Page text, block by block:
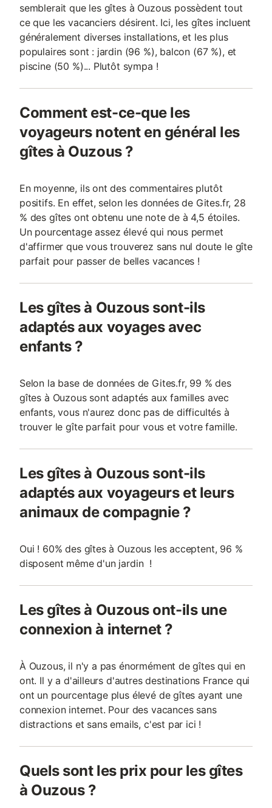
semblerait que les gîtes à Ouzous possèdent tout
ce que les vacanciers désirent. Ici, les gîtes incluent
généralement diverses installations, et les plus
populaires sont : jardin (96 %), balcon (67 %), et
piscine (50 %)... Plutôt sympa !
Comment est-ce-que les
voyageurs notent en général les
gîtes à Ouzous ?
En moyenne, ils ont des commentaires plutôt
positifs. En effet, selon les données de Gites.fr, 28
% des gîtes ont obtenu une note de à 4,5 étoiles.
Un pourcentage assez élevé qui nous permet
d'affirmer que vous trouverez sans nul doute le gîte
parfait pour passer de belles vacances !
Les gîtes à Ouzous sont-ils
adaptés aux voyages avec
enfants ?
Selon la base de données de Gites.fr, 99 % des
gîtes à Ouzous sont adaptés aux familles avec
enfants, vous n'aurez donc pas de difficultés à
trouver le gîte parfait pour vous et votre famille.
Les gîtes à Ouzous sont-ils
adaptés aux voyageurs et leurs
animaux de compagnie ?
Oui ! 60% des gîtes à Ouzous les acceptent, 96 %
disposent même d'un jardin !
Les gîtes à Ouzous ont-ils une
connexion à internet ?
À Ouzous, il n'y a pas énormément de gîtes qui en
ont. Il y a d'ailleurs d'autres destinations France qui
ont un pourcentage plus élevé de gîtes ayant une
connexion internet. Pour des vacances sans
distractions et sans emails, c'est par ici !
Quels sont les prix pour les gîtes
à Ouzous ?